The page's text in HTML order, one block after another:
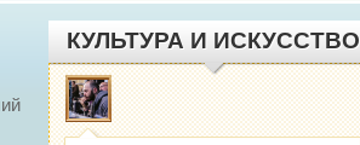
КУЛЬТУРА И ИСКУССТВО